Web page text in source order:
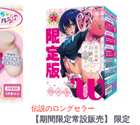
伝説のロングセラー
【期間限定常設販売】 限定